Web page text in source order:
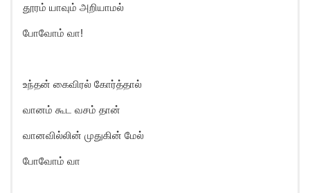
தூரம் யாவும் அறியாமல்
போவோம் வா!
உந்தன் கைவிரல் கோர்த்தால்
வானம் கூட வசம் தான்
வானவில்லின் முதுகின் மேல்
போவோம் வா